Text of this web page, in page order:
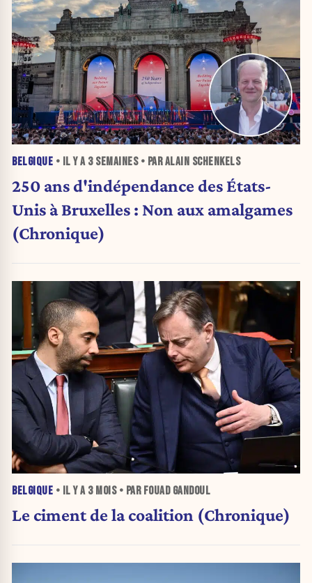
BELGIQUE • IL Y A 3 SEMAINES• PAR ALAIN SCHENKELS
250 ans d'indépendance des États-
Unis à Bruxelles : Non aux amalgames
(Chronique)
BELGIQUE • IL Y A 3 MOIS• PAR FOUAD GANDOUL
Le ciment de la coalition (Chronique)